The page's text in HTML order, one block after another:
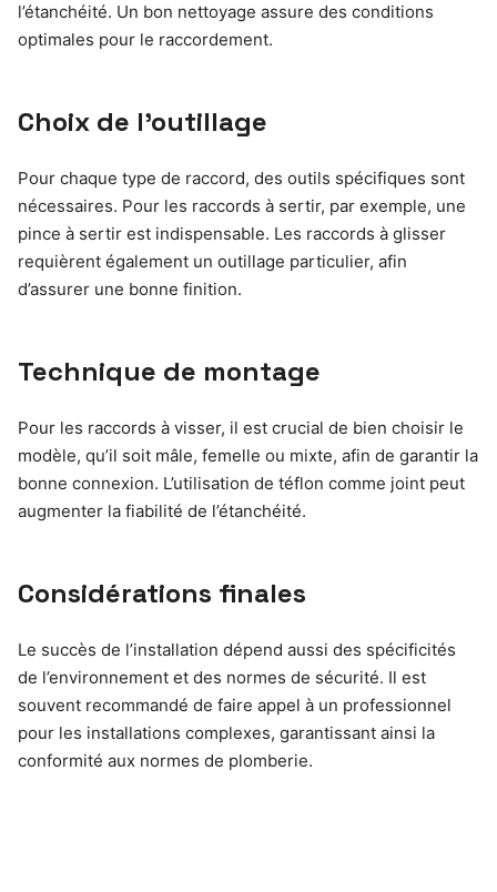
l’étanchéité. Un bon nettoyage assure des conditions
optimales pour le raccordement.
Choix de l’outillage
Pour chaque type de raccord, des outils spécifiques sont
nécessaires. Pour les raccords à sertir, par exemple, une
pince à sertir est indispensable. Les raccords à glisser
requièrent également un outillage particulier, afin
d’assurer une bonne finition.
Technique de montage
Pour les raccords à visser, il est crucial de bien choisir le
modèle, qu’il soit mâle, femelle ou mixte, afin de garantir la
bonne connexion. L’utilisation de téflon comme joint peut
augmenter la fiabilité de l’étanchéité.
Considérations finales
Le succès de l’installation dépend aussi des spécificités
de l’environnement et des normes de sécurité. Il est
souvent recommandé de faire appel à un professionnel
pour les installations complexes, garantissant ainsi la
conformité aux normes de plomberie.